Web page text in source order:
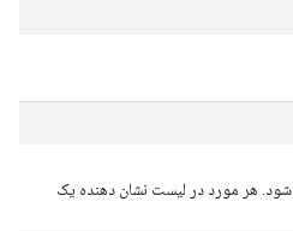
هر مورد در لیست نشان دهنده یک